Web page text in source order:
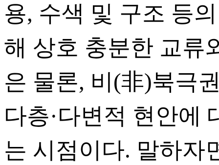
용, 수색 및 구조 등
해 상호 충분한 교류
은 물론, 비(非)북극
다층·다변적 현안에
는 시점이다. 말하자